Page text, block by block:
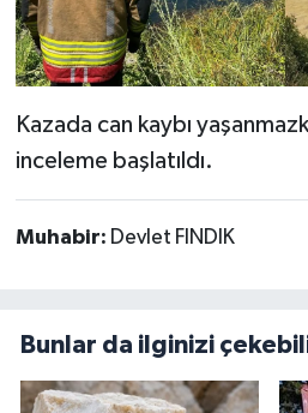
Kazada can kaybı
inceleme başlatıldı.
Muhabir: Devlet FINDIK
Bunlar da ilginizi